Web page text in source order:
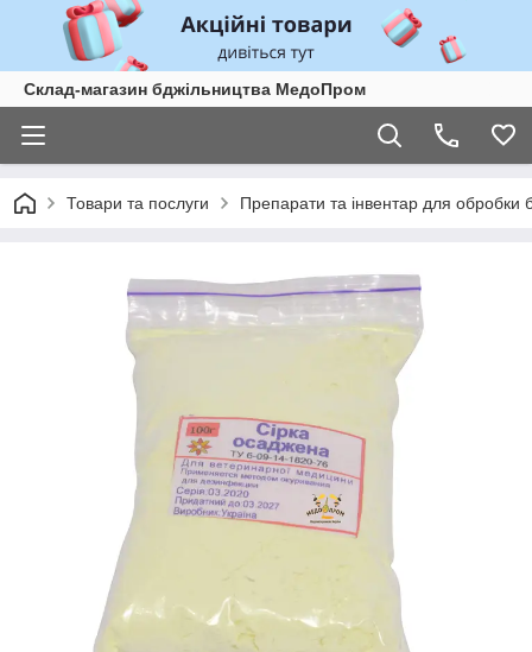
Склад-магазин бджільництва МедоПром
Товари та послуги Препарати та інвентар для обробки